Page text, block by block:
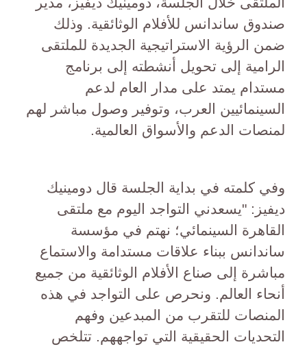
صندوق ساندانس للأفلام الوثائقية. وذلك
ضمن الرؤية الاستراتيجية الجديدة للملتقى
الرامية إلى تحويل أنشطته إلى برنامج
مستدام يمتد على مدار العام لدعم
السينمائيين العرب، وتوفير وصول مباشر لهم
لمنصات الدعم والأسواق العالمية.
وفي كلمته في بداية الجلسة قال دومينيك
ديفيز: "يسعدني التواجد اليوم مع ملتقى
القاهرة السينمائي؛ نهتم في مؤسسة
ساندانس ببناء علاقات مستدامة والاستماع
مباشرة إلى صناع الأفلام الوثائقية من جميع
أنحاء العالم. ونحرص على التواجد في هذه
المنصات للتقرب من المبدعين وفهم
التحديات الحقيقية التي تواجههم. تتلخص